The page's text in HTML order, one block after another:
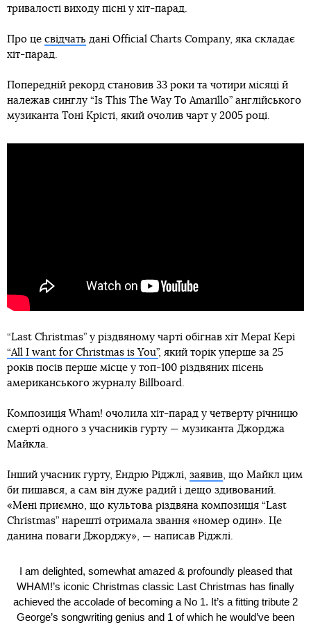
тривалості виходу пісні у хіт-парад.
Про це свідчать дані Official Charts Company, яка складає
хіт-парад.
Попередній рекорд становив 33 роки та чотири місяці й
належав синглу “Is This The Way To Amarillo” англійського
музиканта Тоні Крісті, який очолив чарт у 2005 році.
“Last Christmas” у різдвяному чарті обігнав хіт Мераї Кері
“All I want for Christmas is You”, який торік уперше за 25
років посів перше місце у топ-100 різдвяних пісень
американського журналу Billboard.
Композиція Wham! очолила хіт-парад у четверту річницю
смерті одного з учасників гурту — музиканта Джорджа
Майкла.
Інший учасник гурту, Ендрю Ріджлі, заявив, що Майкл цим
би пишався, а сам він дуже радий і дещо здивований.
«Мені приємно, що культова різдвяна композиція “Last
Christmas” нарешті отримала звання «номер один». Це
данина поваги Джорджу», — написав Ріджлі.
I am delighted, somewhat amazed & profoundly pleased that
WHAM!’s iconic Christmas classic Last Christmas has finally
achieved the accolade of becoming a No 1. It’s a fitting tribute 2
George’s songwriting genius and 1 of which he would’ve been